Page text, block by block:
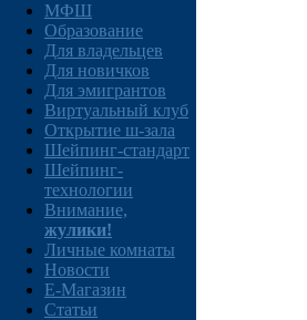
МФШ
Образование
Для владельцев
Для новичков
Для эмигрантов
Виртуальный клуб
Открытие ш-зала
Шейпинг-стандарт
Шейпинг-
технологии
Внимание,
жулики!
Личные комнаты
Новости
E-Магазин
Статьи